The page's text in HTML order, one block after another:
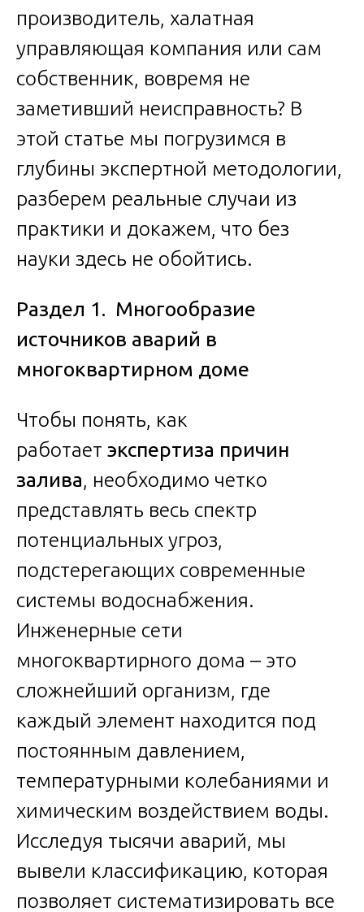
производитель, халатная
управляющая компания или сам
собственник, вовремя не
заметивший неисправность? В
этой статье мы погрузимся в
глубины экспертной методологии,
разберем реальные случаи из
практики и докажем, что без
науки здесь не обойтись.
Раздел 1. Многообразие
источников аварий в
многоквартирном доме
Чтобы понять, как
работает экспертиза причин
залива, необходимо четко
представлять весь спектр
потенциальных угроз,
подстерегающих современные
системы водоснабжения.
Инженерные сети
многоквартирного дома – это
сложнейший организм, где
каждый элемент находится под
постоянным давлением,
температурными колебаниями и
химическим воздействием воды.
Исследуя тысячи аварий, мы
вывели классификацию, которая
позволяет систематизировать все